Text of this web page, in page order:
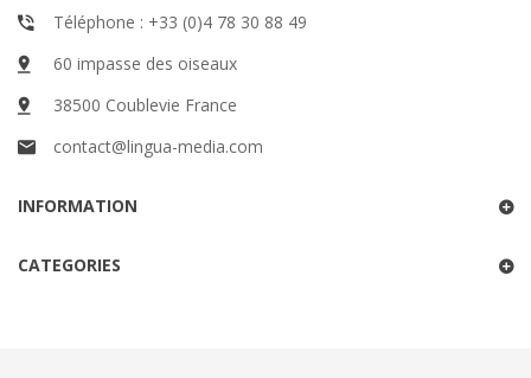
Téléphone : +33 (0)4 78 30 88 49
60 impasse des oiseaux
38500 Coublevie France
contact@lingua-media.com
INFORMATION
CATEGORIES